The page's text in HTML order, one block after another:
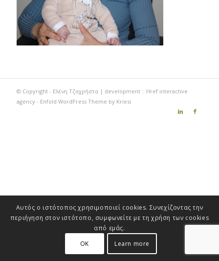
© Copyright - Ελένη Τζαχρήστα | development :: Href interactive
agency- Enfold WordPress Theme by Kriesi
Αυτός ο ιστότοπος χρησιμοποιεί cookies. Συνεχίζοντας την
περιήγηση στον ιστότοπο, συμφωνείτε με τη χρήση των cookies
από εμάς.
OK
Learn more